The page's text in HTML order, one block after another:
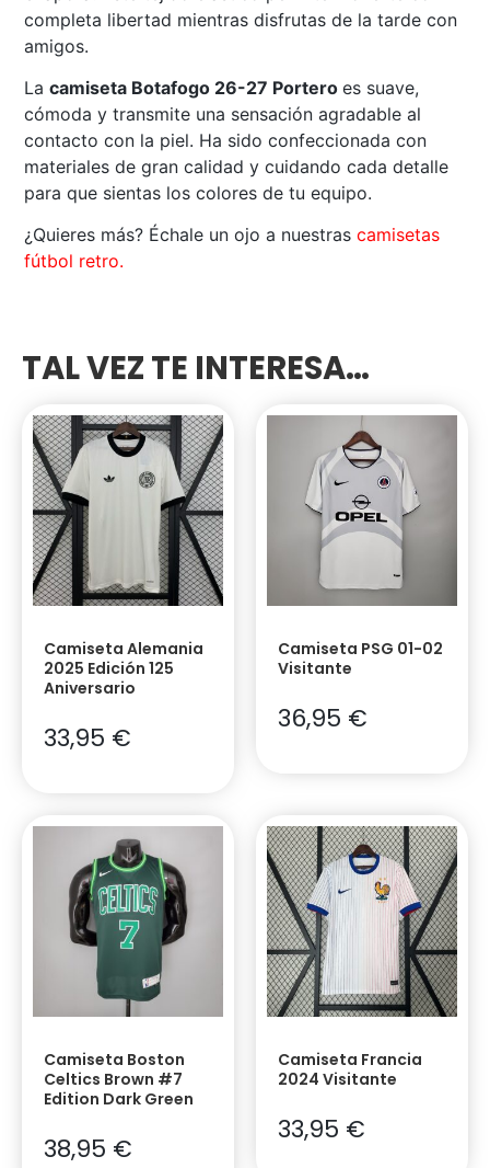
completa libertad mientras disfrutas de la tarde con
amigos.
Lacamiseta Botafogo 26-27 Portero es suave,
cómoda y transmite una sensación agradable al
contacto con la piel. Ha sido confeccionada con
materiales de gran calidad y cuidando cada detalle
para que sientas los colores de tu equipo.
¿Quieres más? Échale un ojo a nuestrascamisetas
fútbol retro.
TAL VEZ TE INTERESA…
Camiseta Alemania
2025 Edición 125
Aniversario
33,95 €
Camiseta PSG 01-02
Visitante
36,95 €
Camiseta Boston
Celtics Brown #7
Edition Dark Green
38,95 €
Camiseta Francia
2024 Visitante
33,95 €